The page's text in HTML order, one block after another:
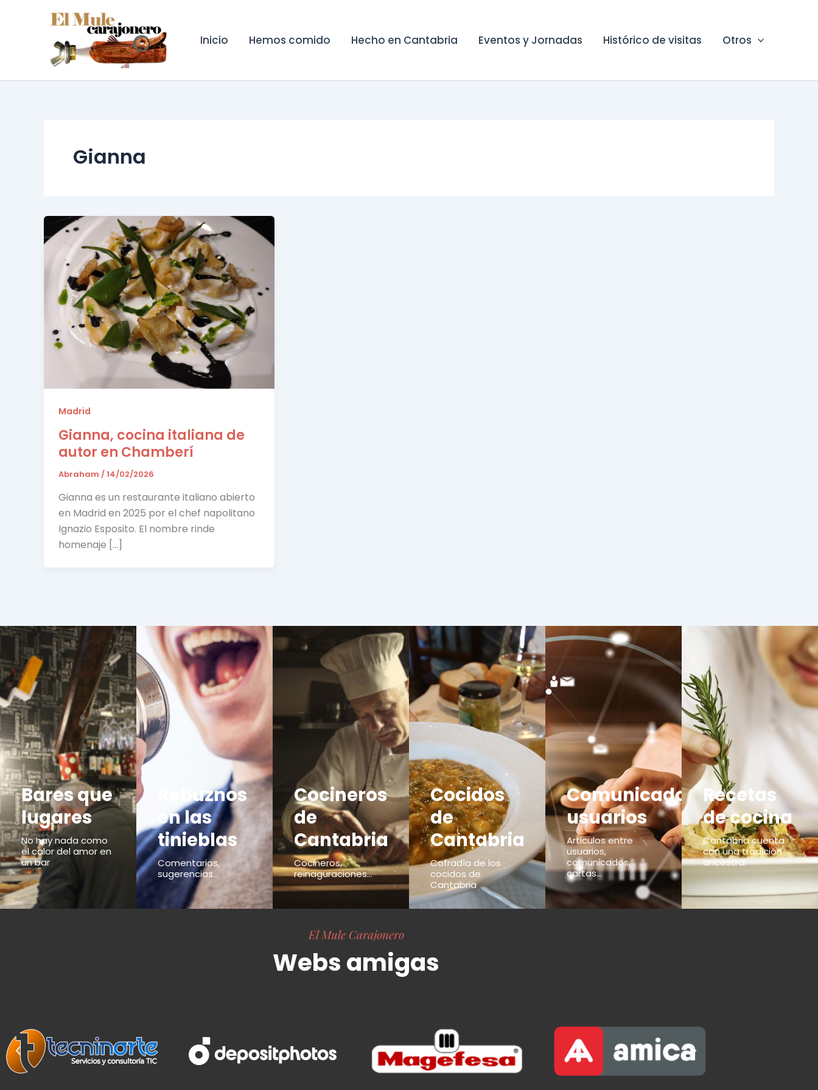
Inicio Hemos comido Hecho en Cantabria Eventos y Jornadas Histórico de visitas Otros
Gianna
Madrid
Gianna, cocina italiana de
autor en Chamberí
Abraham /14/02/2026
Gianna es un restaurante italiano abierto
en Madrid en 2025 por el chef napolitano
Ignazio Esposito. El nombre rinde
homenaje […]
Bares que
lugares
No hay nada como
el calor del amor en
un bar
Rebuznos
en las
tinieblas
Comentarios,
sugerencias...
Cocineros
de
Cantabria
Cocineros,
reinaguraciones...
Cocidos
de
Cantabria
Cofradía de los
cocidos de
Cantabria
Comunicados
usuarios
Articulos entre
usuarios,
comunicados,
cartas...
Recetas
de cocina
Cantabria cuenta
con una tradición
ancestral
El Mule Carajonero
Webs amigas